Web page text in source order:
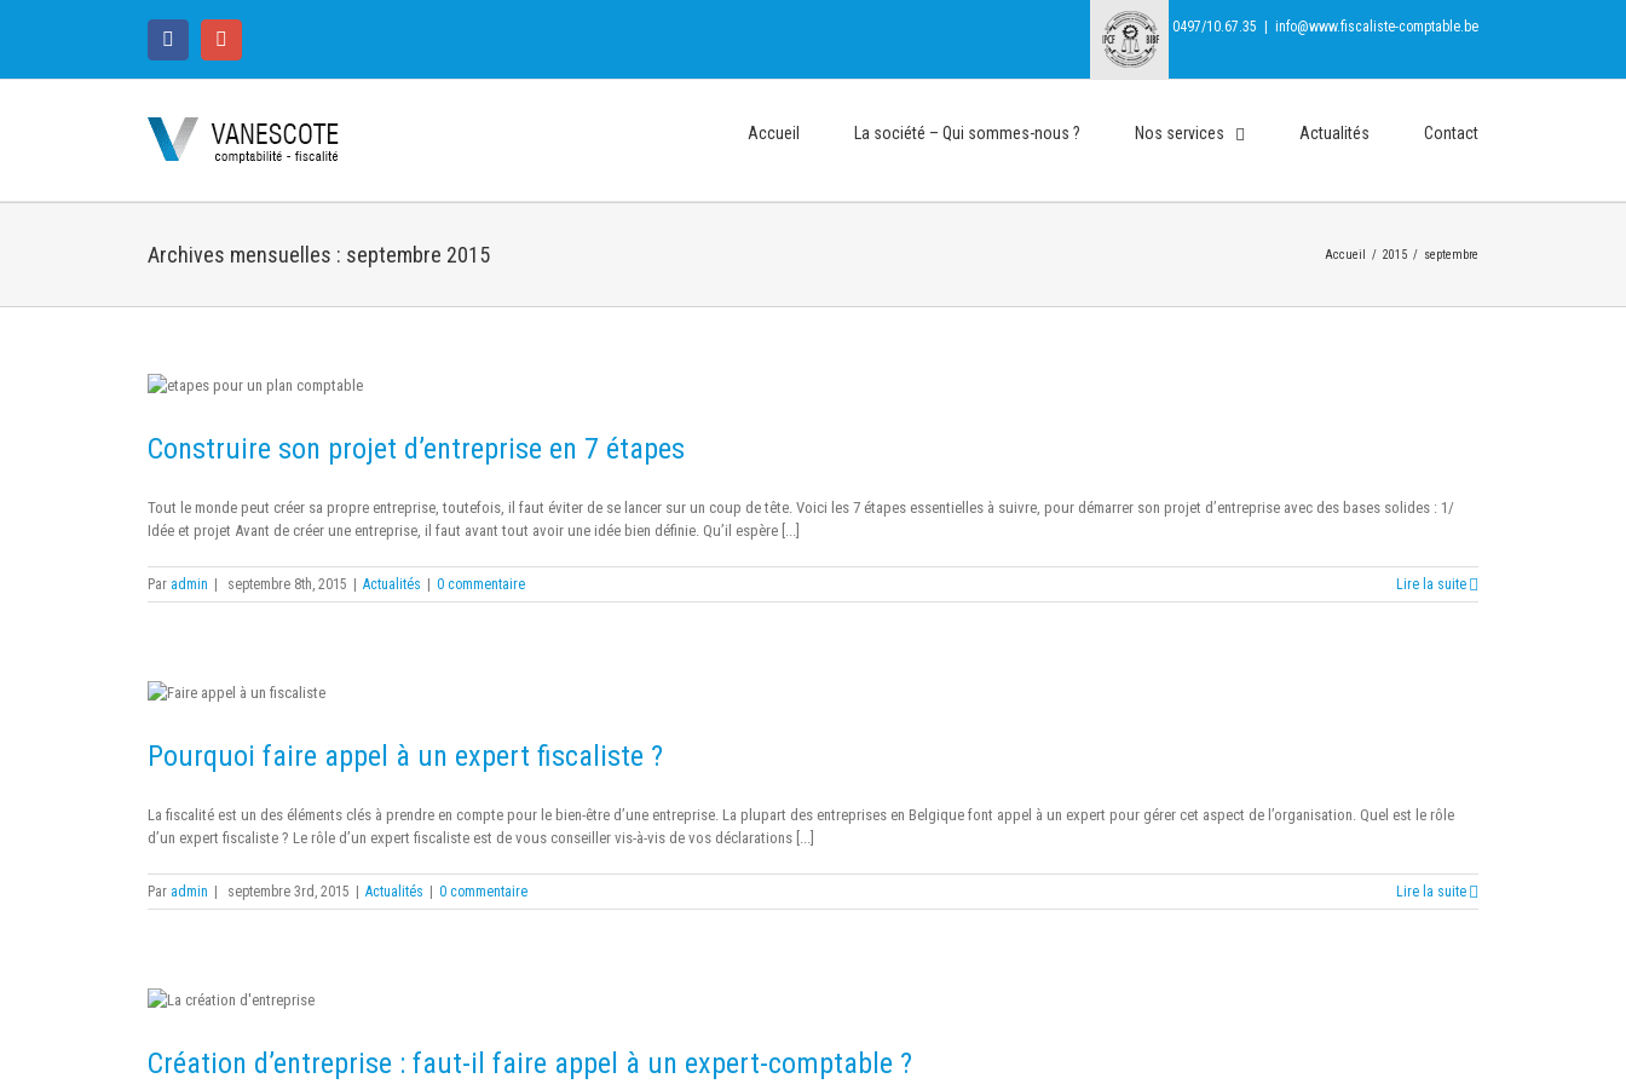
Facebook
0497/10.67.35 info@www.fiscaliste-comptable.be
Accueil La société – Qui sommes-nous ? Nos services Actualités Contact
Archives mensuelles : septembre 2015 Accueil / 2015 / septembre
Construire son projet d’entreprise en 7 étapes
Tout le monde peut créer sa propre entreprise, toutefois, il faut éviter de se lancer sur un coup de tête. Voici les 7 étapes essentielles à suivre, pour démarrer son projet d’entreprise avec des bases solides : 1/
Idée et projet Avant de créer une entreprise, il faut avant tout avoir une idée bien définie. Qu’il espère [...]
Par admin septembre 8th, 2015 Actualités 0 commentaire Lire la suite
Pourquoi faire appel à un expert fiscaliste ?
La fiscalité est un des éléments clés à prendre en compte pour le bien-être d’une entreprise. La plupart des entreprises en Belgique font appel à un expert pour gérer cet aspect de l’organisation. Quel est le rôle
d’un expert fiscaliste ? Le rôle d’un expert fiscaliste est de vous conseiller vis-à-vis de vos déclarations [...]
Par admin septembre 3rd, 2015 Actualités 0 commentaire Lire la suite
Création d’entreprise : faut-il faire appel à un expert-comptable ?